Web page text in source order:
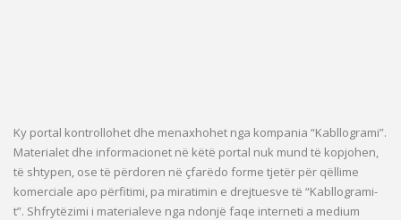
Ky portal kontrollohet dhe menaxhohet nga kompania “Kabllogrami”.
Materialet dhe informacionet në këtë portal nuk mund të kopjohen,
të shtypen, ose të përdoren në çfarëdo forme tjetër për qëllime
komerciale apo përfitimi, pa miratimin e drejtuesve të “Kabllogrami-
t”. Shfrytëzimi i materialeve nga ndonjë faqe interneti a medium